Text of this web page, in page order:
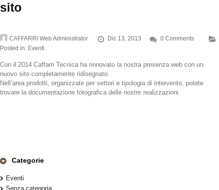
sito
CAFFARRI Web Administrator Dic 13, 2013
0 Comments
Posted in: Eventi
Con il 2014 Caffarri Tecnica ha rinnovato la nostra presenza web con un
nuovo sito completamente ridisegnato.
Nell’area prodotti, organizzate per settori e tipologia di intervento, potete
trovare la documentazione fotografica delle nostre realizzazioni.
Categorie
Eventi
Senza categoria